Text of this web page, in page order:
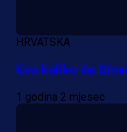
A Selekcija
Šta je
Njegova
HRVATSKA
Evo koliko će
1 godina 2 mjesec